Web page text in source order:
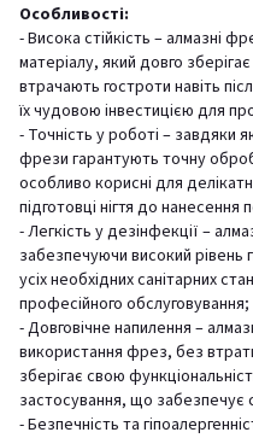
Особливості:
- Висока стійкість – алмазні
матеріалу, який довго
втрачають гостроти навіть
їх чудовою інвестицією для
- Точність у роботі – завдяки
фрези гарантують точну
особливо корисні для
підготовці нігтя до нанесення
- Легкість у дезінфекції –
забезпечуючи високий рівень
усіх необхідних санітарних
професійного обслуговування;
- Довговічне напилення –
використання фрез, без
зберігає свою
застосування, що забезпечує
- Безпечність та